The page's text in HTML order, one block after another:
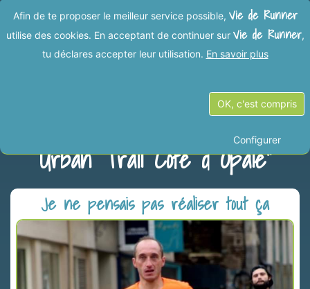
Vies de Runner dans la
catégorie "Boulogne-Sur-Mer
Urban Trail Côte d Opale"
Je ne pensais pas réaliser tout ça
Afin de te proposer le meilleur service possible, Vie de Runner
utilise des cookies. En acceptant de continuer sur Vie de Runner,
tu déclares accepter leur utilisation. En savoir plus
OK, c'est compris
Configurer